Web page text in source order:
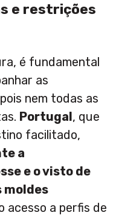
e restrições
é fundamental
as
nem todas as
Portugal, que
facilitado,
a
e o visto de
moldes
acesso a perfis de